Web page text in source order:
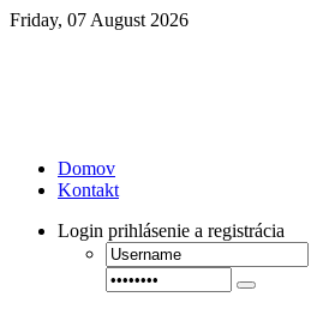
Friday, 07 August 2026
Domov
Kontakt
Login prihlásenie a registrácia